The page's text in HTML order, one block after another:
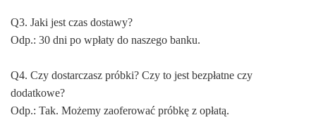
Q3. Jaki jest czas dostawy?
Odp.: 30 dni po wpłaty do naszego banku.
Q4. Czy dostarczasz próbki? Czy to jest bezpłatne czy
dodatkowe?
Odp.: Tak. Możemy zaoferować próbkę z opłatą.